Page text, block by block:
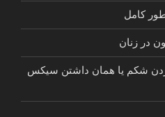
کامل
در زنان
شکم یا همان داشتن سیکس